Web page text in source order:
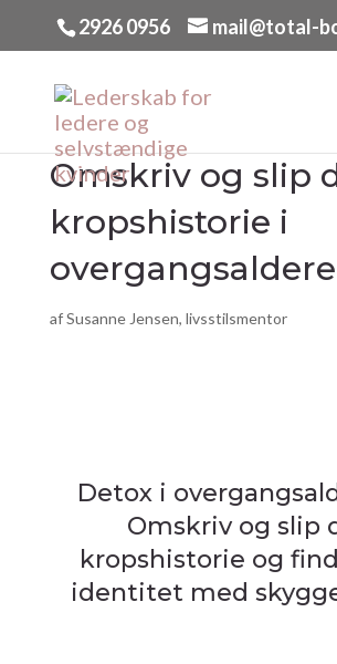
2926 0956 mail@total-
Omskriv og slip
kropshistorie i
afSusanne Jensen, livsstilsmentor
Detox i
Omskriv og slip
kropshistorie og
identitet med